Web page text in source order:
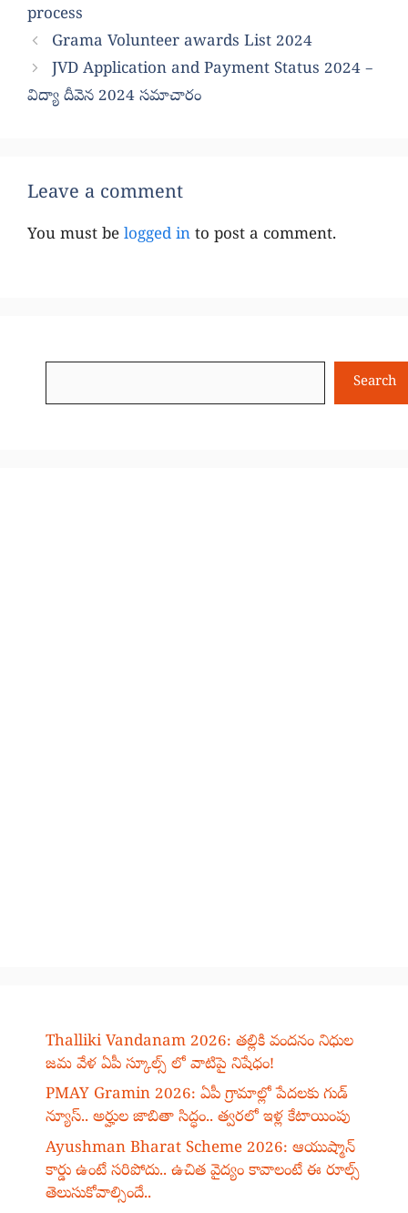
process
Grama Volunteer awards List 2024
JVD Application and Payment Status 2024 –
విద్యా దీవెన 2024 సమాచారం
Leave a comment
You must be logged in to post a comment.
Search
Thalliki Vandanam 2026: తల్లికి వందనం నిధుల
జమ వేళ ఏపీ స్కూల్స్ లో వాటిపై నిషేధం!
PMAY Gramin 2026: ఏపీ గ్రామాల్లో పేదలకు గుడ్
న్యూస్.. అర్హుల జాబితా సిద్ధం.. త్వరలో ఇళ్ల కేటాయింపు
Ayushman Bharat Scheme 2026: ఆయుష్మాన్
కార్డు ఉంటే సరిపోదు.. ఉచిత వైద్యం కావాలంటే ఈ రూల్స్
తెలుసుకోవాల్సిందే..